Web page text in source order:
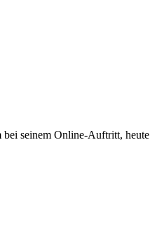
seinem Online-Auftritt,